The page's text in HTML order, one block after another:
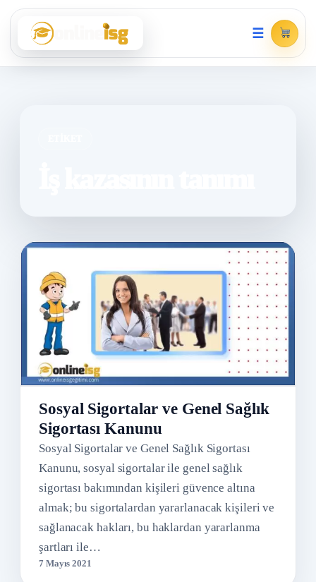
☰
Sosyal Sigortalar ve Genel Sağlık
Sigortası Kanunu
Sosyal Sigortalar ve Genel Sağlık Sigortası
Kanunu, sosyal sigortalar ile genel sağlık
sigortası bakımından kişileri güvence altına
almak; bu sigortalardan yararlanacak kişileri ve
sağlanacak hakları, bu haklardan yararlanma
şartları ile…
7 Mayıs 2021